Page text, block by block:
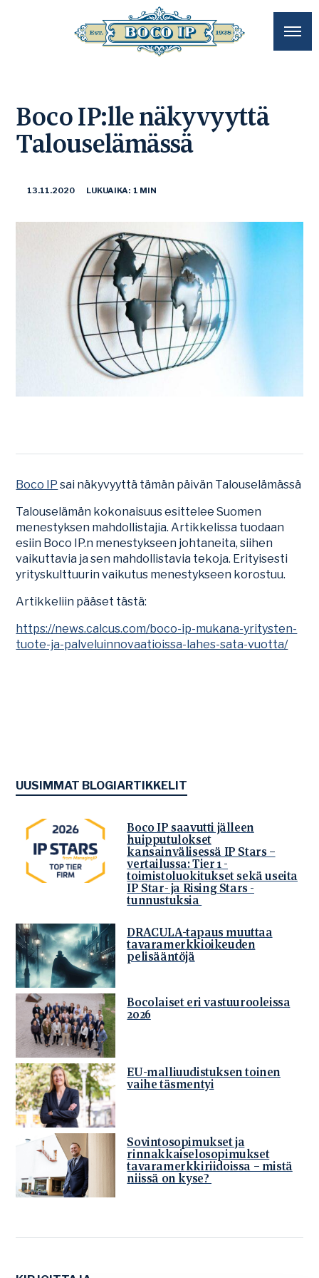
Boco IP:lle näkyvyyttä
Talouselämässä
13.11.2020 LUKUAIKA: 1 MIN
Boco IP sai näkyvyyttä tämän päivän Talouselämässä
Talouselämän kokonaisuus esittelee Suomen
menestyksen mahdollistajia. Artikkelissa tuodaan
esiin Boco IP.n menestykseen johtaneita, siihen
vaikuttavia ja sen mahdollistavia tekoja. Erityisesti
yrityskulttuurin vaikutus menestykseen korostuu.
Artikkeliin pääset tästä:
https://news.calcus.com/boco-ip-mukana-yritysten-
tuote-ja-palveluinnovaatioissa-lahes-sata-vuotta/
UUSIMMAT BLOGIARTIKKELIT
Boco IP saavutti jälleen
huipputulokset
kansainvälisessä IP Stars –
vertailussa: Tier 1 -
toimistoluokitukset sekä useita
IP Star- ja Rising Stars -
tunnustuksia
DRACULA-tapaus muuttaa
tavaramerkkioikeuden
pelisääntöjä
Bocolaiset eri vastuurooleissa
2026
EU-malliuudistuksen toinen
vaihe täsmentyi
Sovintosopimukset ja
rinnakkaiselosopimukset
tavaramerkkiriidoissa – mistä
niissä on kyse?